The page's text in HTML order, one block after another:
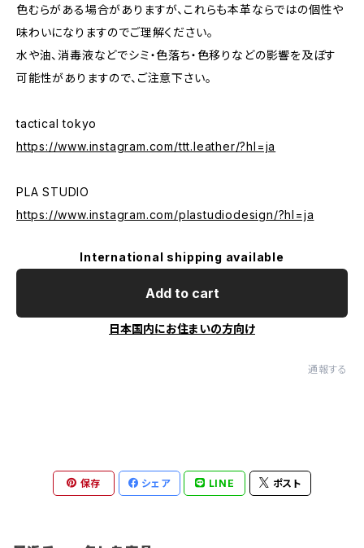
色むらがある場合がありますが、これらも本革ならではの個性や
味わいになりますのでご理解ください。
水や油、消毒液などでシミ・色落ち・色移りなどの影響を及ぼす
可能性がありますので、ご注意下さい。
tactical tokyo
https://www.instagram.com/ttt.leather/?hl=ja
PLA STUDIO
https://www.instagram.com/plastudiodesign/?hl=ja
International shipping available
Add to cart
日本国内にお住まいの方向け
通報する
保存 シェア LINE ポスト